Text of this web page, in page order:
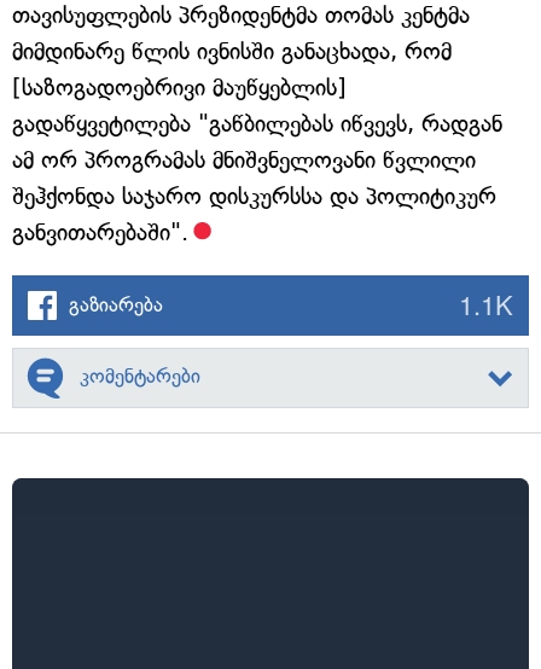
თავისუფლების პრეზიდენტმა თომას კენტმა
მიმდინარე წლის ივნისში განაცხადა, რომ
[საზოგადოებრივი მაუწყებლის]
გადაწყვეტილება "გაწბილებას იწვევს, რადგან
ამ ორ პროგრამას მნიშვნელოვანი წვლილი
შეჰქონდა საჯარო დისკურსსა და პოლიტიკურ
განვითარებაში".
გაზიარება 1.1K
კომენტარები